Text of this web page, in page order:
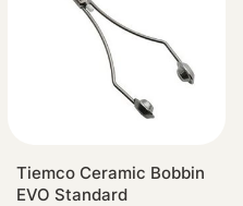
Tiemco Ceramic Bobbin
EVO Standard